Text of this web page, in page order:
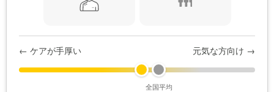
← ケアが手厚い 元気な方向け →
全国平均